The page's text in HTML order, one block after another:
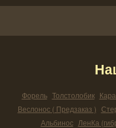
Форель Толстолобик
Веслонос ( Предзаказ )
Альбинос ЛенКа